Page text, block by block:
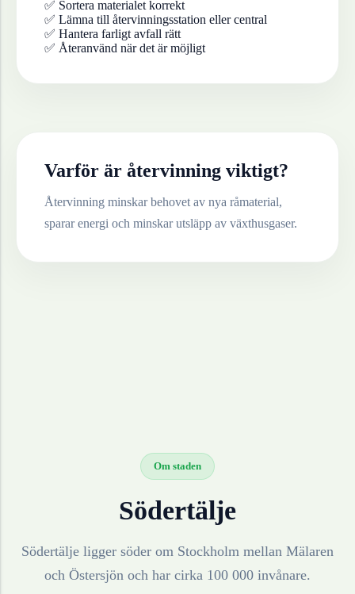
✅ Sortera materialet korrekt
✅ Lämna till återvinningsstation eller central
✅ Hantera farligt avfall rätt
✅ Återanvänd när det är möjligt
Varför är återvinning viktigt?
Återvinning minskar behovet av nya råmaterial,
sparar energi och minskar utsläpp av växthusgaser.
Om staden
Södertälje
Södertälje ligger söder om Stockholm mellan Mälaren
och Östersjön och har cirka 100 000 invånare.